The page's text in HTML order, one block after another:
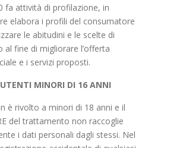
fa attività di profilazione, in
elabora i profili del consumatore
le abitudini e le scelte di
al fine di migliorare l’offerta
e i servizi proposti.
MINORI DI 16 ANNI
è rivolto a minori di 18 anni e il
del trattamento non raccoglie
i dati personali dagli stessi. Nel